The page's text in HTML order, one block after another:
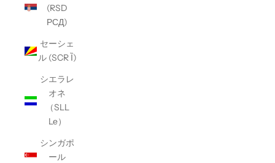
(RSD
РСД)
セーシェ
ル (SCR Ȉ)
シエラレ
オネ
（SLL
Le）
シンガポ
ール